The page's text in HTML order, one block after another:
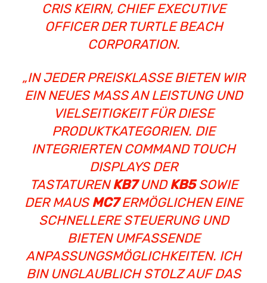
CRIS KEIRN, CHIEF EXECUTIVE
OFFICER DER TURTLE BEACH
CORPORATION.
„IN JEDER PREISKLASSE BIETEN WIR
EIN NEUES MASS AN LEISTUNG UND V
IELSEITIGKEIT FÜR DIESE P
RODUKTKATEGORIEN. DIE I
NTEGRIERTEN COMMAND TOUCH D
ISPLAYS DER T
ASTATUREN KB7UNDKB5SOWIE
DER MAUSMC7ERMÖGLICHEN EINE
SCHNELLERE STEUERUNG UND
BIETEN UMFASSENDE
ANPASSUNGSMÖGLICHKEITEN. ICH
BIN UNGLAUBLICH STOLZ AUF DAS